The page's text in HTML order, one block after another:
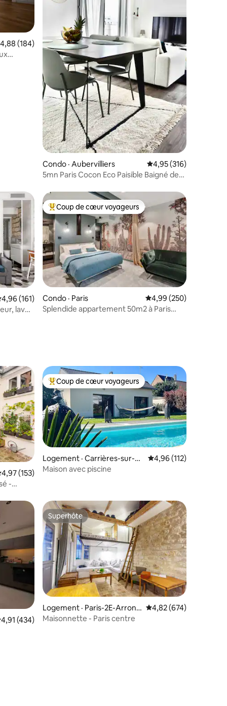
moyenne de 4,88 sur 5, 184 commentaires
4,88 (184)
Condo · Aubervilliers Note moyenne de
4,95 (316)
5mn Paris Cocon Eco Paisible Baigné de
moyenne de 4,96 sur 5, 161 commentaires
4,96 (161)
lave-
Coup de cœur voyageurs parmi les plus aimés
Coup de cœur voyageurs
Condo · Paris Note moyenne de
4,99 (250)
Splendide appartement 50m2 à Paris
plus aimés
moyenne de 4,97 sur 5, 153 commentaires
4,97 (153)
-
Coup de cœur voyageurs parmi les plus aimés
Coup de cœur voyageurs
Logement · Carrières-sur-Se
ine
Note moyenne de
4,96 (112)
Maison avec piscine
moyenne de 4,91 sur 5, 434 commentaires
4,91 (434)
Superhôte
Superhôte
Logement · Paris-2E-Arrond
issement
Note moyenne de
4,82 (674)
Maisonnette - Paris centre